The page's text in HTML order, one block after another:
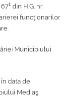
1 din H.G. nr.
funcționarilor
Municipiului
data de
Mediaş.